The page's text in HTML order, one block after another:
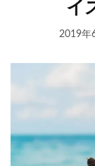
イ
2019年